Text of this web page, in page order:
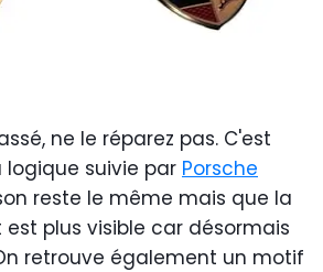
ne le réparez pas. C'est
suivie par Porsche
reste le même mais que la
plus visible car désormais
retrouve également un motif